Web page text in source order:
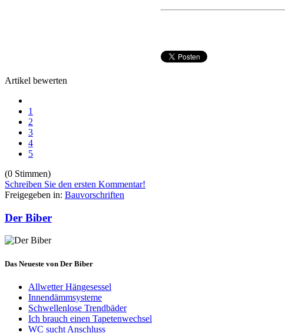
Artikel bewerten
1
2
3
4
5
(0 Stimmen)
Schreiben Sie den ersten Kommentar!
Freigegeben in: Bauvorschriften
Der Biber
Das Neueste von Der Biber
Allwetter Hängesessel
Innendämmsysteme
Schwellenlose Trendbäder
Ich brauch einen Tapetenwechsel
WC sucht Anschluss